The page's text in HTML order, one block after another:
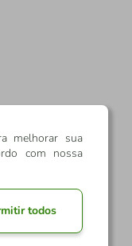
melhorar sua
com nossa
todos